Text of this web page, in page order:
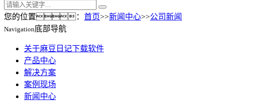
您的位置： 首页>>新闻中心>>公司新闻
Navigation底部导航
关于麻豆日记下载软件
产品中心
解决方案
案例现场
新闻中心